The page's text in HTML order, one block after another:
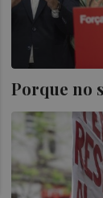
Porque no